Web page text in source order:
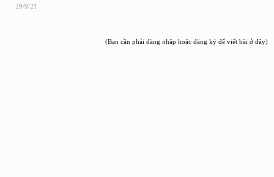
29/9/21
(Bạn cần phải đăng nhập hoặc đăng ký để viết bài ở đây)